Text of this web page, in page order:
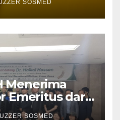
SOSMED
Menerima
Emeritus dari
Busan Korsel
SOSMED